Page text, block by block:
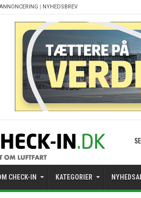
ANNONCERING | NYHEDSBREV
CHECK-IN KATEGORIER